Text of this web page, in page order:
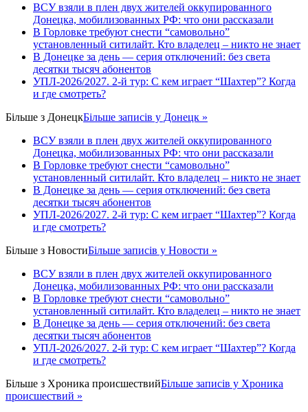
ВСУ взяли в плен двух жителей оккупированного
Донецка, мобилизованных РФ: что они рассказали
В Горловке требуют снести “самовольно”
установленный ситилайт. Кто владелец – никто не знает
В Донецке за день — серия отключений: без света
десятки тысяч абонентов
УПЛ-2026/2027. 2-й тур: С кем играет “Шахтер”? Когда
и где смотреть?
Більше з ДонецкБільше записів у Донецк »
ВСУ взяли в плен двух жителей оккупированного
Донецка, мобилизованных РФ: что они рассказали
В Горловке требуют снести “самовольно”
установленный ситилайт. Кто владелец – никто не знает
В Донецке за день — серия отключений: без света
десятки тысяч абонентов
УПЛ-2026/2027. 2-й тур: С кем играет “Шахтер”? Когда
и где смотреть?
Більше з НовостиБільше записів у Новости »
ВСУ взяли в плен двух жителей оккупированного
Донецка, мобилизованных РФ: что они рассказали
В Горловке требуют снести “самовольно”
установленный ситилайт. Кто владелец – никто не знает
В Донецке за день — серия отключений: без света
десятки тысяч абонентов
УПЛ-2026/2027. 2-й тур: С кем играет “Шахтер”? Когда
и где смотреть?
Більше з Хроника происшествийБільше записів у Хроника
происшествий »